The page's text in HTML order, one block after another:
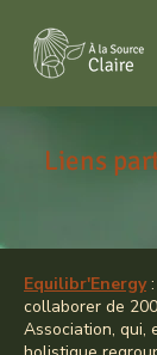
Liens
Equilibr'Energy:
collaborer de
Association, qui,